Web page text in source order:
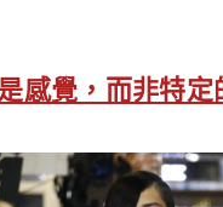
感覺，而非特定